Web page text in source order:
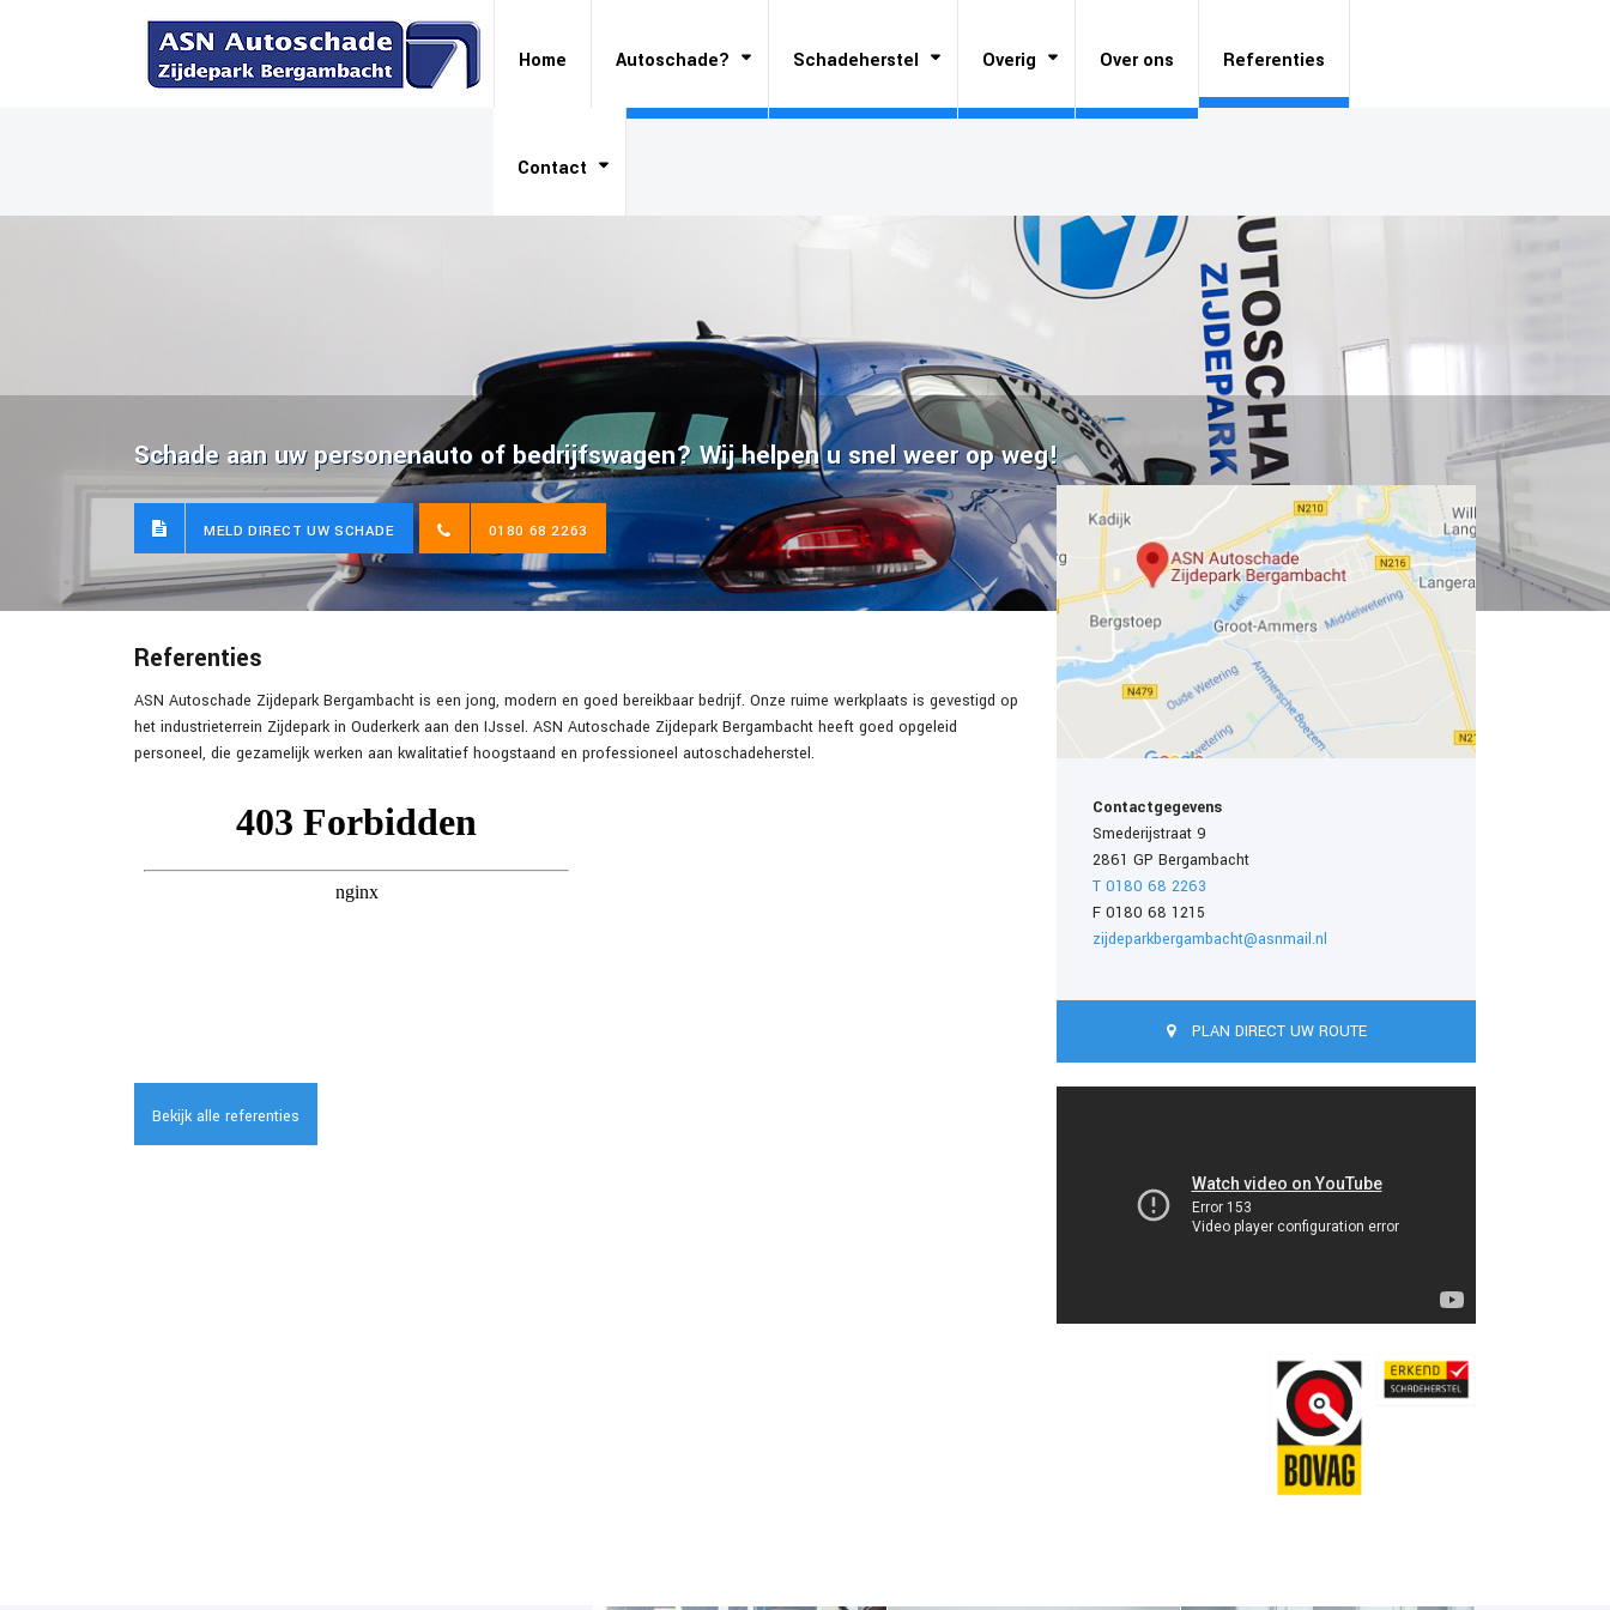
Home Autoschade? Schadeherstel Overig Over ons Referenties
Contact
Schade aan uw personenauto of bedrijfswagen? Wij helpen u snel weer op weg!
MELD DIRECT UW SCHADE 0180 68 2263
Referenties
ASN Autoschade Zijdepark Bergambacht is een jong, modern en goed bereikbaar bedrijf. Onze ruime werkplaats is gevestigd op
het industrieterrein Zijdepark in Ouderkerk aan den IJssel. ASN Autoschade Zijdepark Bergambacht heeft goed opgeleid
personeel, die gezamelijk werken aan kwalitatief hoogstaand en professioneel autoschadeherstel.
Bekijk alle referenties
Contactgegevens
Smederijstraat 9
2861 GP Bergambacht
T 0180 68 2263
F 0180 68 1215
zijdeparkbergambacht@asnmail.nl
PLAN DIRECT UW ROUTE